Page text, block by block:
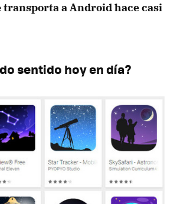
transporta a Android hace casi
sentido hoy en día?